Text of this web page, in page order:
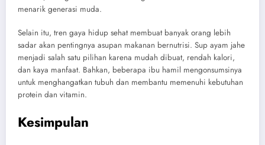
menarik generasi muda.
Selain itu, tren gaya hidup sehat membuat banyak orang lebih
sadar akan pentingnya asupan makanan bernutrisi. Sup ayam jahe
menjadi salah satu pilihan karena mudah dibuat, rendah kalori,
dan kaya manfaat. Bahkan, beberapa ibu hamil mengonsumsinya
untuk menghangatkan tubuh dan membantu memenuhi kebutuhan
protein dan vitamin.
Kesimpulan